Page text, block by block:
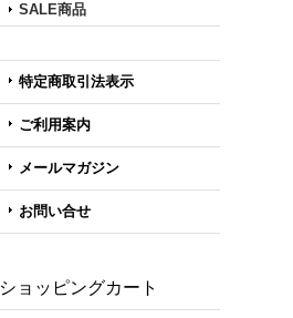
SALE商品
特定商取引法表示
ご利用案内
メールマガジン
お問い合せ
ショッピングカート